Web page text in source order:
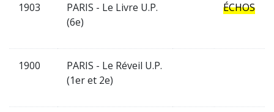
1903
PARIS - Le Livre U.P.
(6e)
ÉCHOS
1900
PARIS - Le Réveil U.P.
(1er et 2e)